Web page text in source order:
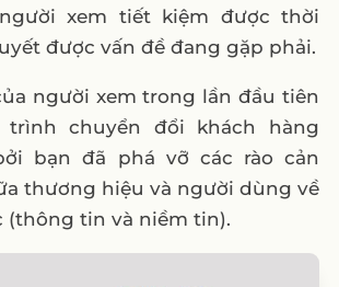
of East Anglia (UEA)
Friendly Society
xem tiết kiệm được thời
được vấn đề đang gặp phải.
người xem trong lần đầu tiên
chuyển đổi khách hàng
bạn đã phá vỡ các rào cản
thương hiệu và người dùng về
(thông tin và niềm tin).